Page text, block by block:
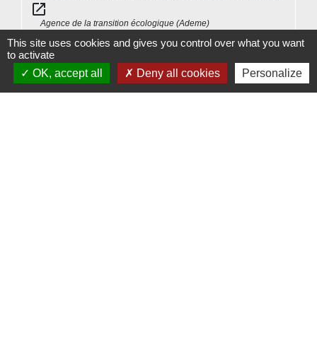
open_in_new
Agence de la transition écologique (Ademe)
Signaler une erreur sur cette page
This site uses cookies and gives you control over what you want
to activate
OK, accept all
Deny all cookies Personalize